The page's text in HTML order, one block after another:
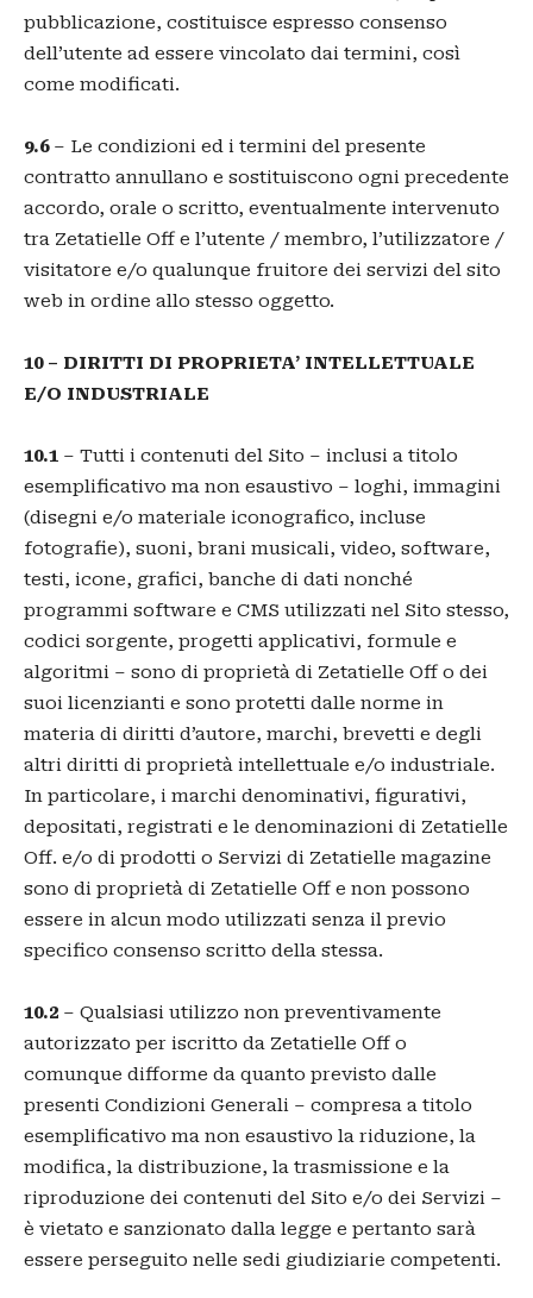
pubblicazione, costituisce espresso consenso
dell’utente ad essere vincolato dai termini, così
come modificati.
9.6– Le condizioni ed i termini del presente
contratto annullano e sostituiscono ogni precedente
accordo, orale o scritto, eventualmente intervenuto
tra Zetatielle Off e l’utente / membro, l’utilizzatore /
visitatore e/o qualunque fruitore dei servizi del sito
web in ordine allo stesso oggetto.
10 – DIRITTI DI PROPRIETA’ INTELLETTUALE
E/O INDUSTRIALE
10.1 – Tutti i contenuti del Sito – inclusi a titolo
esemplificativo ma non esaustivo – loghi, immagini
(disegni e/o materiale iconografico, incluse
fotografie), suoni, brani musicali, video, software,
testi, icone, grafici, banche di dati nonché
programmi software e CMS utilizzati nel Sito stesso,
codici sorgente, progetti applicativi, formule e
algoritmi – sono di proprietà di Zetatielle Off o dei
suoi licenzianti e sono protetti dalle norme in
materia di diritti d’autore, marchi, brevetti e degli
altri diritti di proprietà intellettuale e/o industriale.
In particolare, i marchi denominativi, figurativi,
depositati, registrati e le denominazioni di Zetatielle
Off. e/o di prodotti o Servizi di Zetatielle magazine
sono di proprietà di Zetatielle Off e non possono
essere in alcun modo utilizzati senza il previo
specifico consenso scritto della stessa.
10.2 – Qualsiasi utilizzo non preventivamente
autorizzato per iscritto da Zetatielle Off o
comunque difforme da quanto previsto dalle
presenti Condizioni Generali – compresa a titolo
esemplificativo ma non esaustivo la riduzione, la
modifica, la distribuzione, la trasmissione e la
riproduzione dei contenuti del Sito e/o dei Servizi –
è vietato e sanzionato dalla legge e pertanto sarà
essere perseguito nelle sedi giudiziarie competenti.